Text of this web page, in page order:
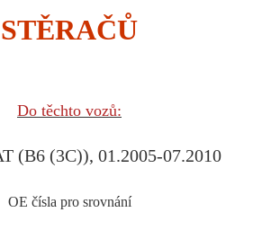
STĚRAČŮ
Do těchto vozů:
(B6 (3C)), 01.2005-07.2010
OE čísla pro srovnání